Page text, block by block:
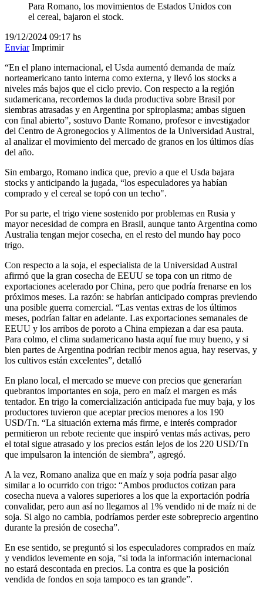
Para Romano, los movimientos de Estados Unidos con
el cereal, bajaron el stock.
19/12/2024 09:17 hs
Enviar Imprimir
“En el plano internacional, el Usda aumentó demanda de maíz
norteamericano tanto interna como externa, y llevó los stocks a
niveles más bajos que el ciclo previo. Con respecto a la región
sudamericana, recordemos la duda productiva sobre Brasil por
siembras atrasadas y en Argentina por spiroplasma; ambas siguen
con final abierto”, sostuvo Dante Romano, profesor e investigador
del Centro de Agronegocios y Alimentos de la Universidad Austral,
al analizar el movimiento del mercado de granos en los últimos días
del año.
Sin embargo, Romano indica que, previo a que el Usda bajara
stocks y anticipando la jugada, “los especuladores ya habían
comprado y el cereal se topó con un techo".
Por su parte, el trigo viene sostenido por problemas en Rusia y
mayor necesidad de compra en Brasil, aunque tanto Argentina como
Australia tengan mejor cosecha, en el resto del mundo hay poco
trigo.
Con respecto a la soja, el especialista de la Universidad Austral
afirmó que la gran cosecha de EEUU se topa con un ritmo de
exportaciones acelerado por China, pero que podría frenarse en los
próximos meses. La razón: se habrían anticipado compras previendo
una posible guerra comercial. “Las ventas extras de los últimos
meses, podrían faltar en adelante. Las exportaciones semanales de
EEUU y los arribos de poroto a China empiezan a dar esa pauta.
Para colmo, el clima sudamericano hasta aquí fue muy bueno, y si
bien partes de Argentina podrían recibir menos agua, hay reservas, y
los cultivos están excelentes”, detalló
En plano local, el mercado se mueve con precios que generarían
quebrantos importantes en soja, pero en maíz el margen es más
tentador. En trigo la comercialización anticipada fue muy baja, y los
productores tuvieron que aceptar precios menores a los 190
USD/Tn. “La situación externa más firme, e interés comprador
permitieron un rebote reciente que inspiró ventas más activas, pero
el total sigue atrasado y los precios están lejos de los 220 USD/Tn
que impulsaron la intención de siembra”, agregó.
A la vez, Romano analiza que en maíz y soja podría pasar algo
similar a lo ocurrido con trigo: “Ambos productos cotizan para
cosecha nueva a valores superiores a los que la exportación podría
convalidar, pero aun así no llegamos al 1% vendido ni de maíz ni de
soja. Si algo no cambia, podríamos perder este sobreprecio argentino
durante la presión de cosecha”.
En ese sentido, se preguntó si los especuladores comprados en maíz
y vendidos levemente en soja, "si toda la información internacional
no estará descontada en precios. La contra es que la posición
vendida de fondos en soja tampoco es tan grande”.